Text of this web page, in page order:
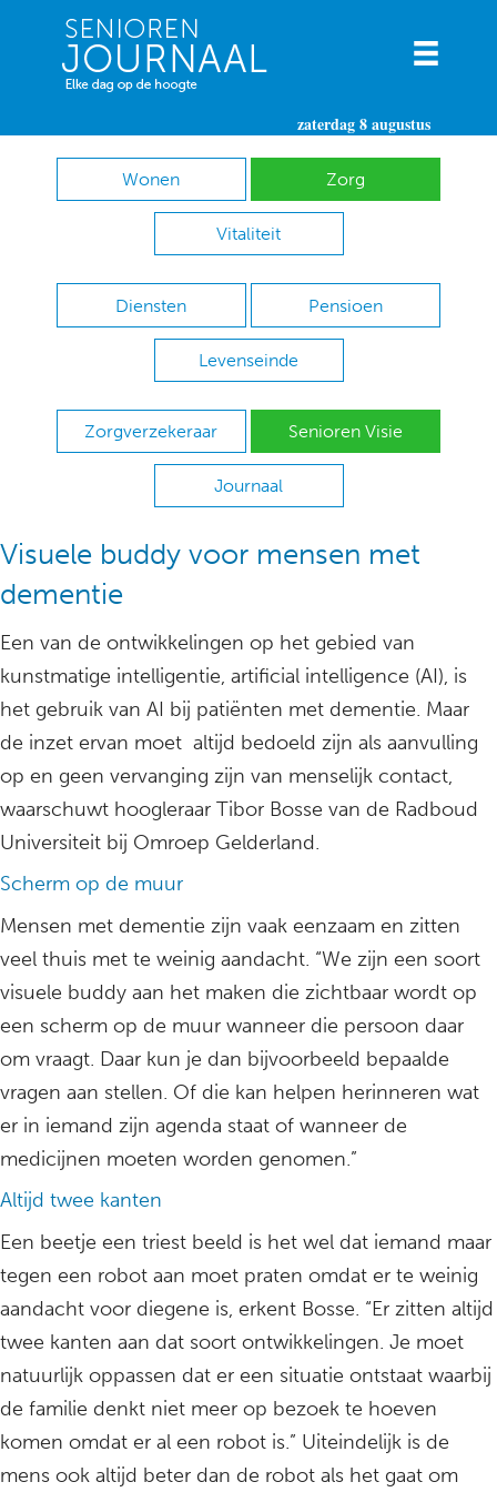
zaterdag 8 augustus
Wonen Zorg
Vitaliteit
Diensten Pensioen
Levenseinde
Zorgverzekeraar Senioren Visie
Journaal
Visuele buddy voor mensen met
dementie
Een van de ontwikkelingen op het gebied van
kunstmatige intelligentie, artificial intelligence (AI), is
het gebruik van AI bij patiënten met dementie. Maar
de inzet ervan moet altijd bedoeld zijn als aanvulling
op en geen vervanging zijn van menselijk contact,
waarschuwt hoogleraar Tibor Bosse van de Radboud
Universiteit bij Omroep Gelderland.
Scherm op de muur
Mensen met dementie zijn vaak eenzaam en zitten
veel thuis met te weinig aandacht. “We zijn een soort
visuele buddy aan het maken die zichtbaar wordt op
een scherm op de muur wanneer die persoon daar
om vraagt. Daar kun je dan bijvoorbeeld bepaalde
vragen aan stellen. Of die kan helpen herinneren wat
er in iemand zijn agenda staat of wanneer de
medicijnen moeten worden genomen.”
Altijd twee kanten
Een beetje een triest beeld is het wel dat iemand maar
tegen een robot aan moet praten omdat er te weinig
aandacht voor diegene is, erkent Bosse. “Er zitten altijd
twee kanten aan dat soort ontwikkelingen. Je moet
natuurlijk oppassen dat er een situatie ontstaat waarbij
de familie denkt niet meer op bezoek te hoeven
komen omdat er al een robot is.” Uiteindelijk is de
mens ook altijd beter dan de robot als het gaat om